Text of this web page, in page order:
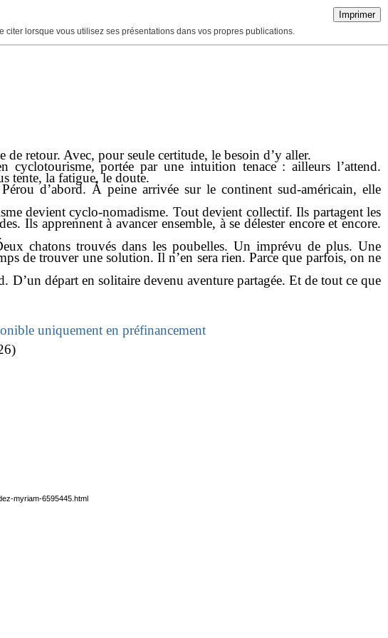
Imprimer
lorsque vous utilisez ses présentations dans vos propres publications.
de retour. Avec, pour seule certitude, le besoin d’y aller.
cyclotourisme, portée par une intuition tenace : ailleurs l’attend.
tente, la fatigue, le doute.
d’abord. À peine arrivée sur le continent sud-américain, elle
devient cyclo-nomadisme. Tout devient collectif. Ils partagent les
Ils apprennent à avancer ensemble, à se délester encore et encore.
chatons trouvés dans les poubelles. Un imprévu de plus. Une
de trouver une solution. Il n’en sera rien. Parce que parfois, on ne
D’un départ en solitaire devenu aventure partagée. Et de tout ce que
uniquement en préfinancement
myriam-6595445.html